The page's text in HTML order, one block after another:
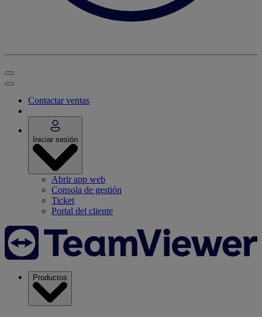
Contactar ventas
Iniciar sesión
Abrir app web
Consola de gestión
Ticket
Portal del cliente
Productos